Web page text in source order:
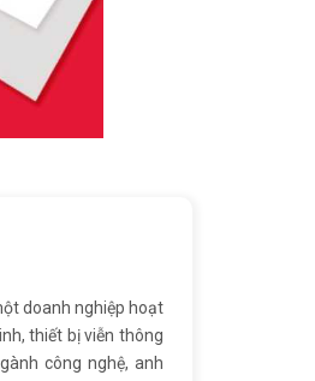
doanh nghiệp hoạt
thiết bị viễn thông
công nghệ, anh